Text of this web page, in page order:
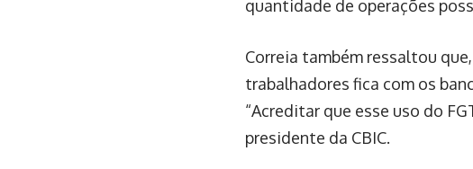
quantidade de operações
Correia também ressaltou
trabalhadores fica com os
“Acreditar que esse uso do
presidente da CBIC.